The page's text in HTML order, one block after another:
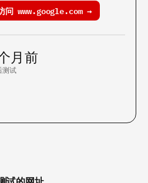
问 www.google.com →
月前
测试